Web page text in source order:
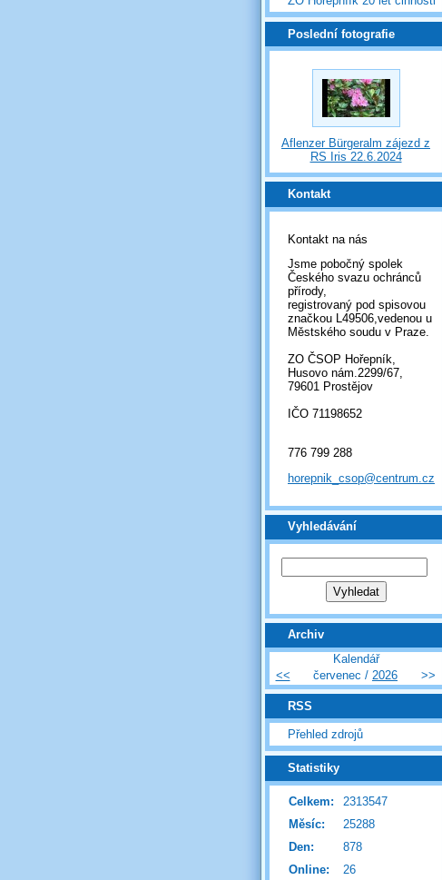
Poslední fotografie
Aflenzer Bürgeralm zájezd z
RS Iris 22.6.2024
Kontakt
Kontakt na nás
Jsme pobočný spolek
Českého svazu ochránců
přírody,
registrovaný pod spisovou
značkou L49506,vedenou u
Městského soudu v Praze.
ZO ČSOP Hořepník,
Husovo nám.2299/67,
79601 Prostějov
IČO 71198652
776 799 288
horepnik_csop@centrum.cz
Vyhledávání
Archiv
Kalendář
<<
červenec / 2026 >>
RSS
Přehled zdrojů
Statistiky
Online: 26
Celkem:
2313547
Měsíc:
25288
Den:
878